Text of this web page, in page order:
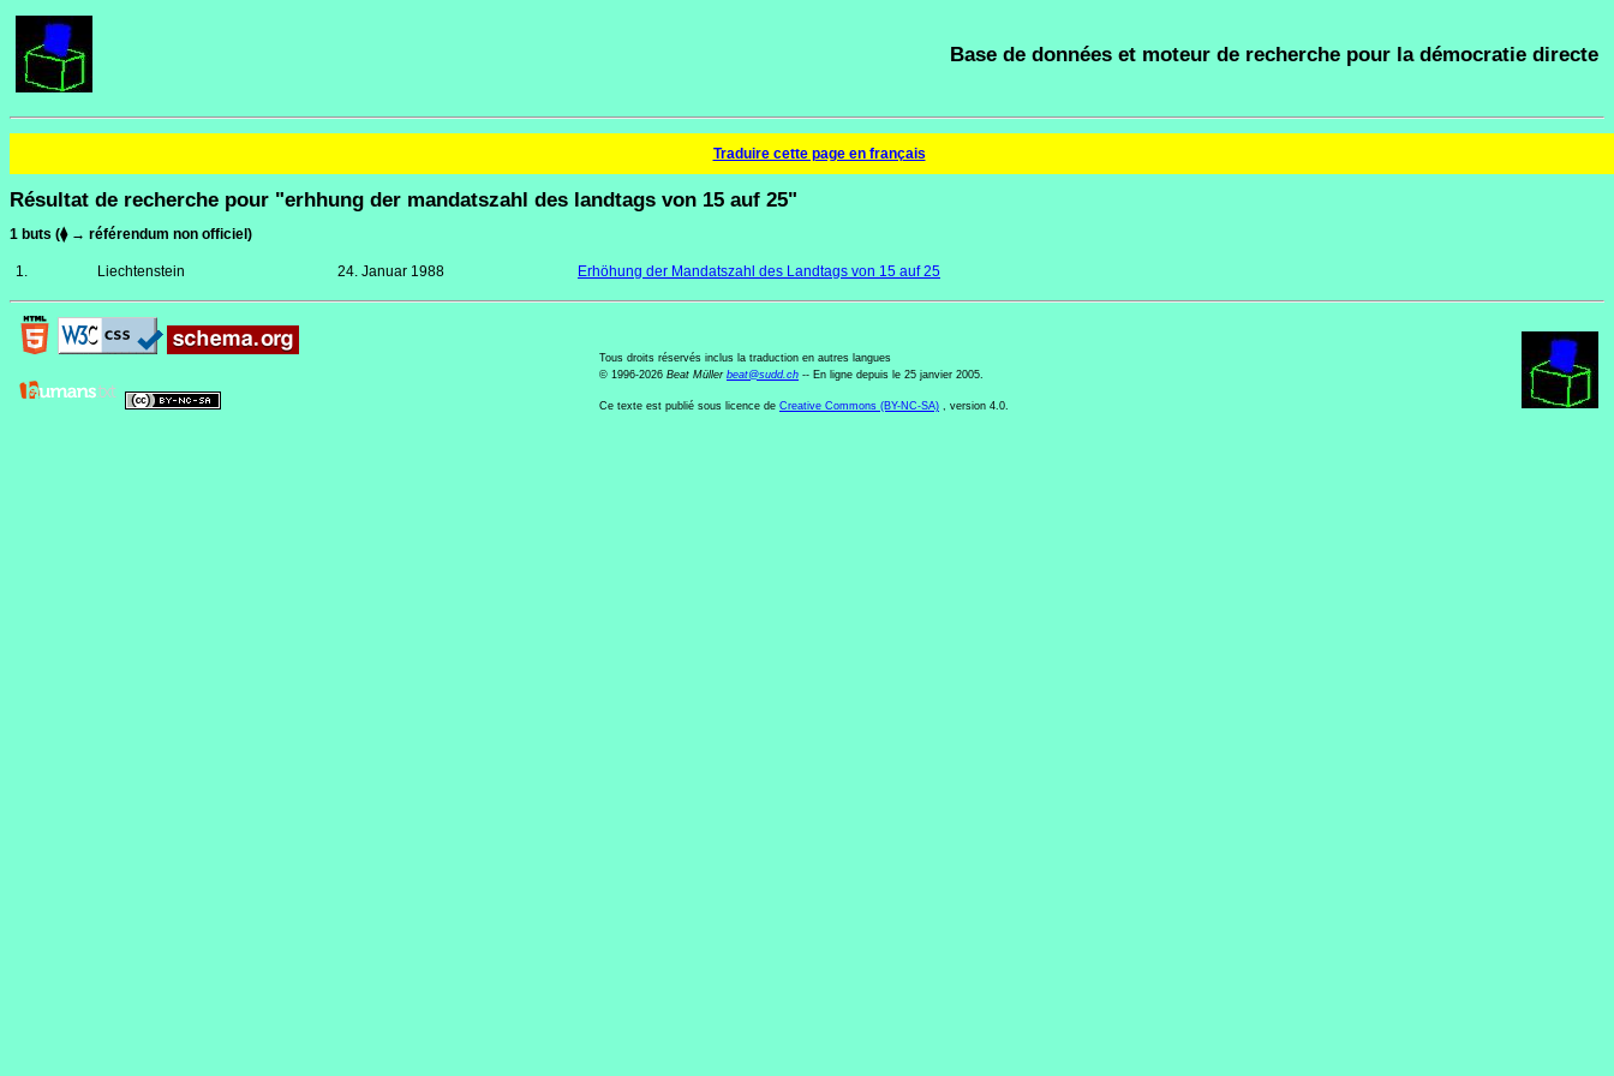
Base de données et moteur de recherche pour la démocratie directe
Traduire cette page en français
Résultat de recherche pour "erhhung der mandatszahl des landtags von 15 auf 25"
1 buts (⧫ → référendum non officiel)
1. Liechtenstein 24. Januar 1988 Erhöhung der Mandatszahl des Landtags von 15 auf 25
Tous droits réservés inclus la traduction en autres langues
© 1996-2026 Beat Müller beat@sudd.ch -- En ligne depuis le 25 janvier 2005.
Ce texte est publié sous licence de Creative Commons (BY-NC-SA) , version 4.0.